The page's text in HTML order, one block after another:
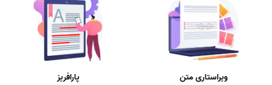
ویراستاری متن پارافریز